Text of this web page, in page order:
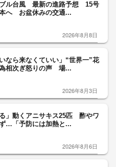
ブル台風 最新の進路予想 15号
へ お盆休みの交通...
2026年8月8日
なら来なくていい」“世界一”花
相次ぎ怒りの声 場...
2026年8月3日
る」動くアニサキス25匹 酢やワ
…「予防には加熱と...
2026年8月6日